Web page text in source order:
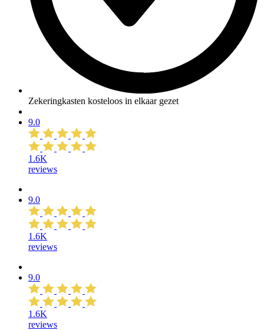
Zekeringkasten kosteloos in elkaar gezet
9.0
1.6K
reviews
9.0
1.6K
reviews
9.0
1.6K
reviews